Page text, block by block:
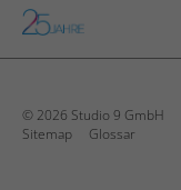
© 2026 Studio 9 GmbH
Sitemap
Glossar